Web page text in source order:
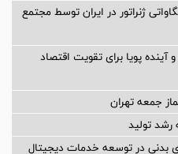
نخستین شفت روتور ۲۰۰ مگاواتی ژنراتور در ایران توسط مجتمع
آینده پویا برای تقویت اقتصاد
جمعه تهران
تولید
بدنی در توسعه خدمات دیجیتال